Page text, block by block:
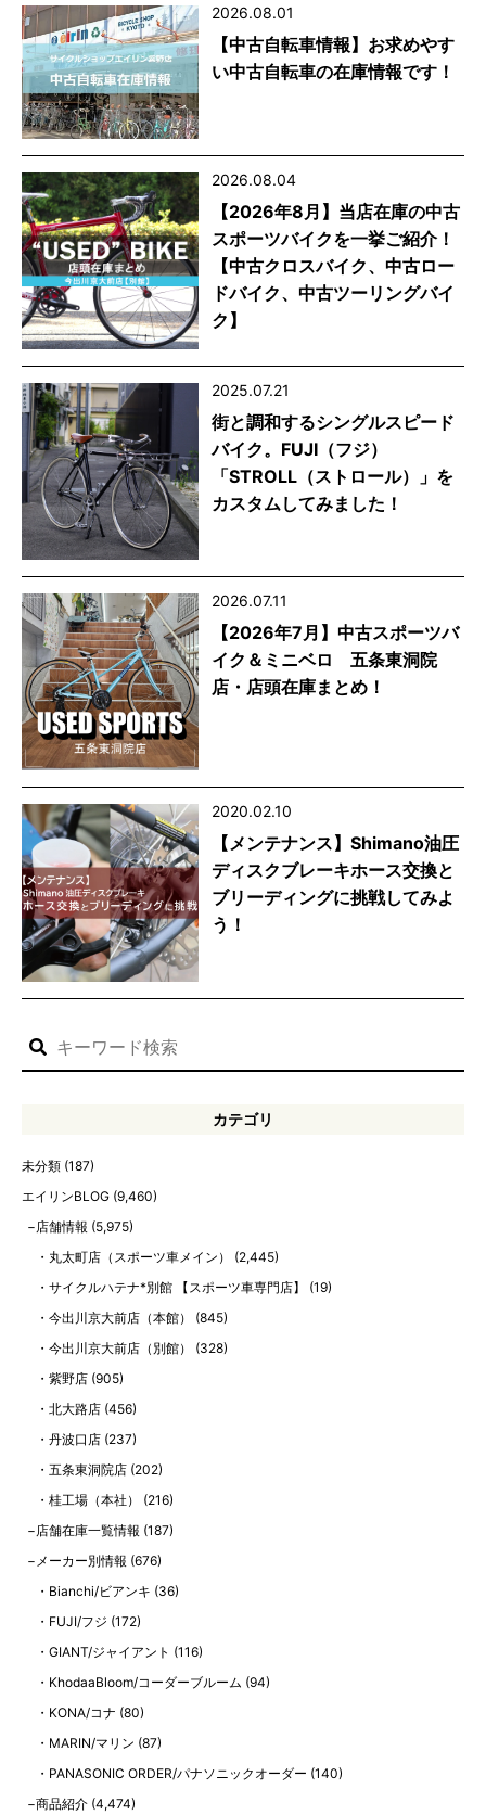
2026.08.01
【中古自転車情報】お求めやす
い中古自転車の在庫情報です！
2026.08.04
【2026年8月】当店在庫の中古
スポーツバイクを一挙ご紹介！
【中古クロスバイク、中古ロー
ドバイク、中古ツーリングバイ
ク】
2025.07.21
街と調和するシングルスピード
バイク。FUJI（フジ）
「STROLL（ストロール）」を
カスタムしてみました！
2026.07.11
【2026年7月】中古スポーツバ
イク＆ミニベロ 五条東洞院
店・店頭在庫まとめ！
2020.02.10
【メンテナンス】Shimano油圧
ディスクブレーキホース交換と
ブリーディングに挑戦してみよ
う！
カテゴリ
未分類 (187)
エイリンBLOG (9,460)
店舗情報 (5,975)
丸太町店（スポーツ車メイン）
(2,445)
サイクルハテナ*別館 【スポーツ車専門店】
(19)
今出川京大前店（本館）
(845)
今出川京大前店（別館）
(328)
紫野店 (905)
北大路店 (456)
丹波口店 (237)
五条東洞院店 (202)
桂工場（本社）
(216)
店舗在庫一覧情報 (187)
メーカー別情報 (676)
Bianchi/ビアンキ (36)
FUJI/フジ (172)
GIANT/ジャイアント (116)
KhodaaBloom/コーダーブルーム (94)
KONA/コナ (80)
MARIN/マリン (87)
PANASONIC ORDER/パナソニックオーダー (140)
商品紹介 (4,474)